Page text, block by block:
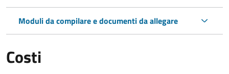
Moduli da compilare e documenti da allegare
Costi